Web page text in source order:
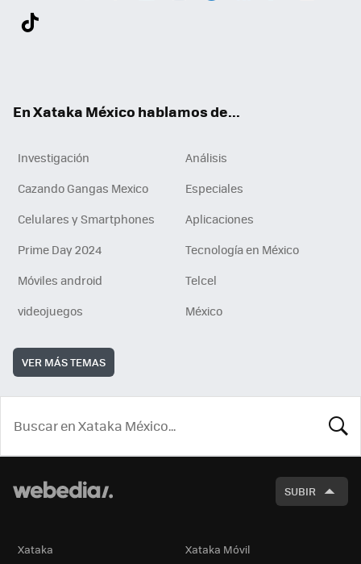
En Xataka México hablamos de...
Investigación
Análisis
Cazando Gangas Mexico
Especiales
Celulares y Smartphones
Aplicaciones
Prime Day 2024
Tecnología en México
Móviles android
Telcel
videojuegos
México
VER MÁS TEMAS
SUBIR
Xataka Xataka Móvil